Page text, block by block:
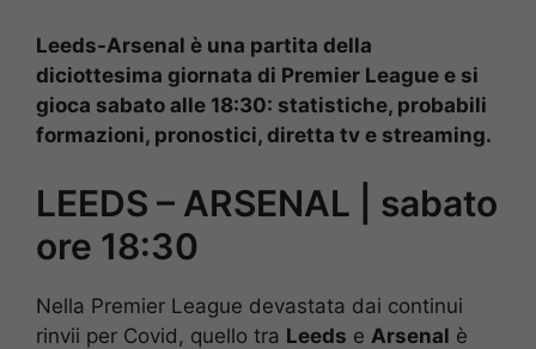
Leeds-Arsenal è una partita della
diciottesima giornata di Premier League e si
gioca sabato alle 18:30: statistiche, probabili
formazioni, pronostici, diretta tv e streaming.
LEEDS – ARSENAL | sabato
ore 18:30
Nella Premier League devastata dai continui
rinvii per Covid, quello tra Leeds e Arsenal è